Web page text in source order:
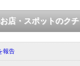
店・スポットのク
報告